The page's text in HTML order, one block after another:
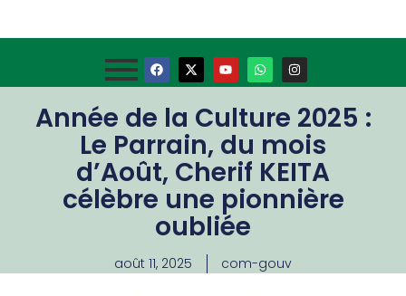
Année de la Culture 2025 :
Le Parrain, du mois
d’Août, Cherif KEITA
célèbre une pionnière
oubliée
août 11, 2025 com-gouv